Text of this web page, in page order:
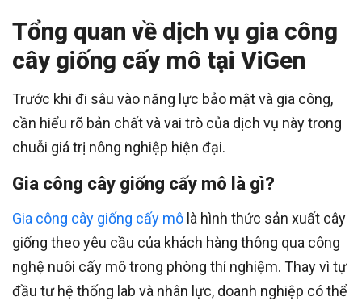
Tổng quan về dịch vụ gia công
cây giống cấy mô tại ViGen
Trước khi đi sâu vào năng lực bảo mật và gia công,
cần hiểu rõ bản chất và vai trò của dịch vụ này trong
chuỗi giá trị nông nghiệp hiện đại.
Gia công cây giống cấy mô là gì?
Gia công cây giống cấy mô là hình thức sản xuất cây
giống theo yêu cầu của khách hàng thông qua công
nghệ nuôi cấy mô trong phòng thí nghiệm. Thay vì tự
đầu tư hệ thống lab và nhân lực, doanh nghiệp có thể